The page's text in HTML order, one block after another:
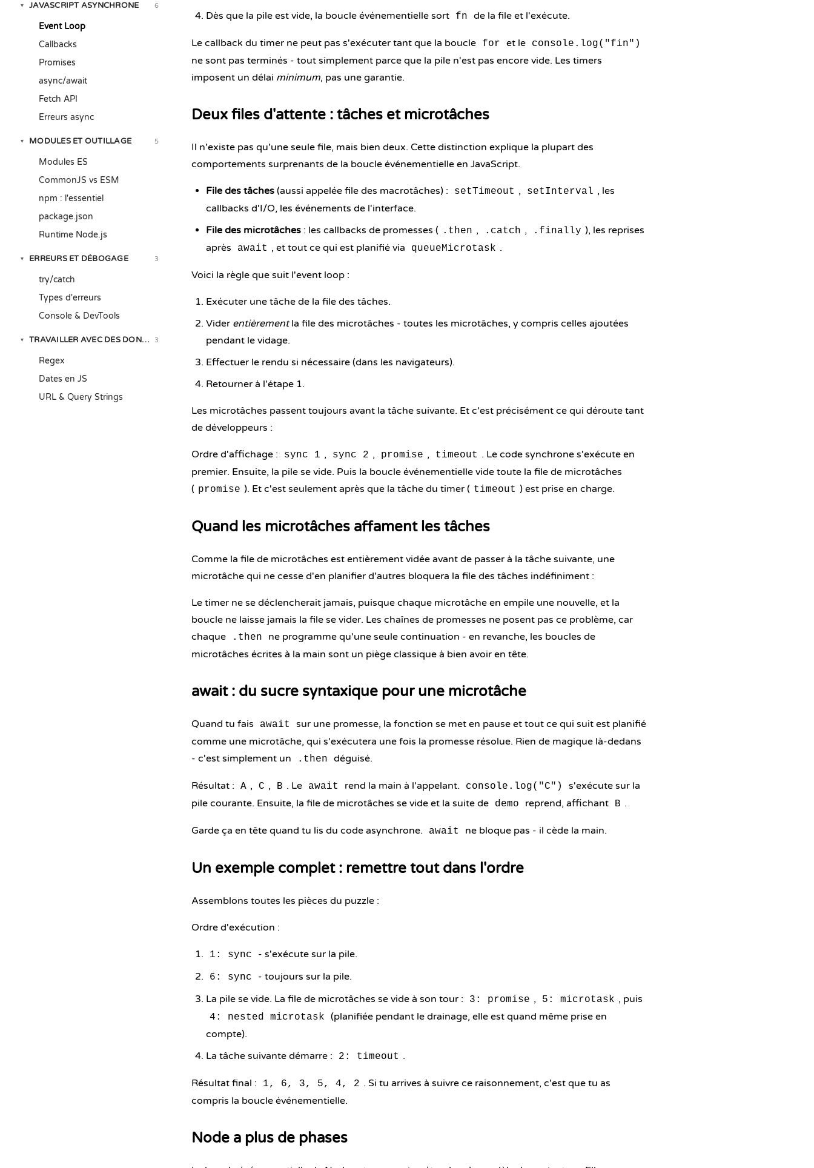
▾ JAVASCRIPT ASYNCHRONE 6
Event Loop
Callbacks
Promises
async/await
Fetch API
Erreurs async
▾ MODULES ET OUTILLAGE 5
Modules ES
CommonJS vs ESM
npm : l'essentiel
package.json
Runtime Node.js
▾ ERREURS ET DÉBOGAGE 3
try/catch
Types d'erreurs
Console & DevTools
▾ TRAVAILLER AVEC DES DONNÉES RÉELLES
3
Regex
Dates en JS
URL & Query Strings
Dès que la pile est vide, la boucle événementielle sort
fn de la file et l'exécute.
Le callback du timer ne peut pas s'exécuter tant que la boucle for et le console.log("fin")
ne sont pas terminés - tout simplement parce que la pile n'est pas encore vide. Les timers
imposent un délai minimum, pas une garantie.
Deux files d'attente : tâches et microtâches
Il n'existe pas qu'une seule file, mais bien deux. Cette distinction explique la plupart des
comportements surprenants de la boucle événementielle en JavaScript.
File des tâches (aussi appelée file des macrotâches) : setTimeout , setInterval , les
callbacks d'I/O, les événements de l'interface.
File des microtâches : les callbacks de promesses ( .then , .catch , .finally ), les reprises
après
await , et tout ce qui est planifié via queueMicrotask .
Voici la règle que suit l'event loop :
Exécuter une tâche de la file des tâches.
Vider entièrementla file des microtâches - toutes les microtâches, y compris celles ajoutées
pendant le vidage.
Effectuer le rendu si nécessaire (dans les navigateurs).
Retourner à l'étape 1.
Les microtâches passent toujours avant la tâche suivante. Et c'est précisément ce qui déroute tant
de développeurs :
Ordre d'affichage : sync 1 , sync 2 , promise , timeout . Le code synchrone s'exécute en
premier. Ensuite, la pile se vide. Puis la boucle événementielle vide toute la file de microtâches
( promise ). Et c'est seulement après que la tâche du timer ( timeout ) est prise en charge.
Quand les microtâches affament les tâches
Comme la file de microtâches est entièrement vidée avant de passer à la tâche suivante, une
microtâche qui ne cesse d'en planifier d'autres bloquera la file des tâches indéfiniment :
Le timer ne se déclencherait jamais, puisque chaque microtâche en empile une nouvelle, et la
boucle ne laisse jamais la file se vider. Les chaînes de promesses ne posent pas ce problème, car
chaque
.then
ne programme qu'une seule continuation - en revanche, les boucles de
microtâches écrites à la main sont un piège classique à bien avoir en tête.
await : du sucre syntaxique pour une microtâche
Quand tu fais await
sur une promesse, la fonction se met en pause et tout ce qui suit est planifié
comme une microtâche, qui s'exécutera une fois la promesse résolue. Rien de magique là-dedans
- c'est simplement un
.then déguisé.
Résultat : A , C , B . Le await rend la main à l'appelant. console.log("C")
s'exécute sur la
pile courante. Ensuite, la file de microtâches se vide et la suite de
demo reprend, affichant B .
Garde ça en tête quand tu lis du code asynchrone. await ne bloque pas - il cède la main.
Un exemple complet : remettre tout dans l'ordre
Assemblons toutes les pièces du puzzle :
Ordre d'exécution :
1: sync - s'exécute sur la pile.
6: sync
- toujours sur la pile.
La pile se vide. La file de microtâches se vide à son tour :
3: promise , 5: microtask , puis
4: nested microtask
(planifiée pendant le drainage, elle est quand même prise en
compte).
La tâche suivante démarre :
2: timeout .
Résultat final : 1, 6, 3, 5, 4, 2 . Si tu arrives à suivre ce raisonnement, c'est que tu as
compris la boucle événementielle.
Node a plus de phases